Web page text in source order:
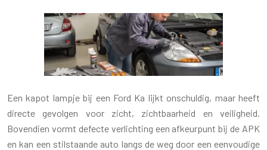
Een kapot lampje bij een Ford Ka lijkt onschuldig, maar heeft
directe gevolgen voor zicht, zichtbaarheid en veiligheid.
Bovendien vormt defecte verlichting een afkeurpunt bij de APK
en kan een stilstaande auto langs de weg door een eenvoudige